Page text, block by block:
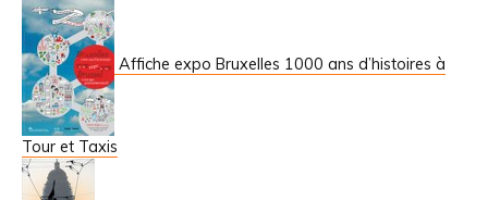
Affiche expo Bruxelles 1000 ans d’histoires à
Tour et Taxis